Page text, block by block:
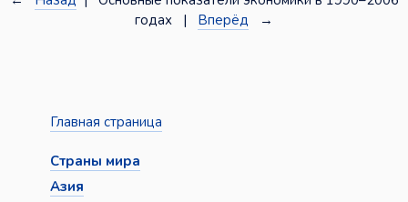
годах | Вперёд →
Главная страница
Страны мира
Азия